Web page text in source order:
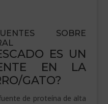
SOBRE
ES UN
EN LA
GATO?
de proteína de alta